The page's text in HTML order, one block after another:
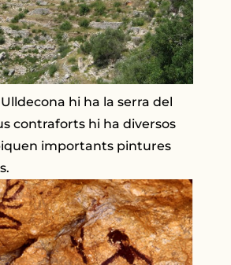
hi ha la serra del
contraforts hi ha diversos
importants pintures